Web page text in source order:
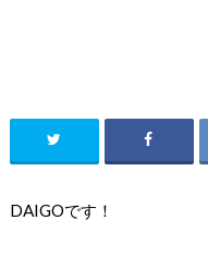
DAIGOです！